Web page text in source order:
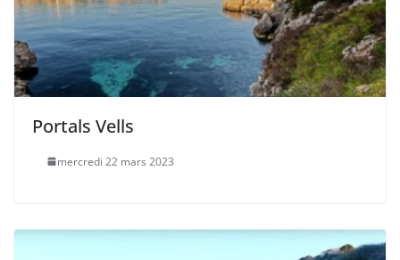
Portals Vells
mercredi 22 mars 2023